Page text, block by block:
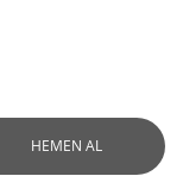
HEMEN AL